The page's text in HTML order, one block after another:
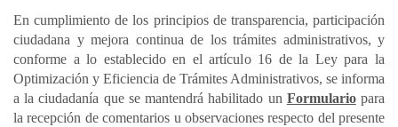
En cumplimiento de los principios de transparencia, participación
ciudadana y mejora continua de los trámites administrativos, y
conforme a lo establecido en el artículo 16 de la Ley para la
Optimización y Eficiencia de Trámites Administrativos, se informa
a la ciudadanía que se mantendrá habilitado un Formulariopara
la recepción de comentarios u observaciones respecto del presente